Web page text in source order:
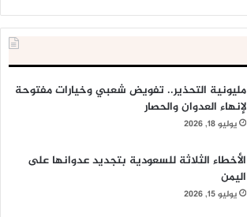
مليونية التحذير.. تفويض شعبي وخيارات مفتوحة
لإنهاء العدوان والحصار
يوليو 18, 2026
الأخطاء الثلاثة للسعودية بتجديد عدوانها على
اليمن
يوليو 15, 2026